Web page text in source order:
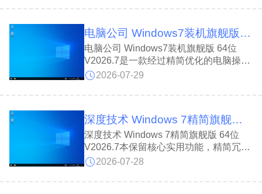
旗舰版 64位 V2027.8系统经过全盘查杀
值，保障系统文件完整安全。
电脑公司 Windows7装机旗舰版 64位 V2026.7
电脑公司 Windows7装机旗舰版 64位
V2026.7是一款经过精简优化的电脑操作
系统。基于原版母盘优化调整，内置 155
DirectX 9.0c 常用运行库。电脑公司
持无人值守全自动安装，组装机、各类品
牌机都能够良好兼容，整体运行稳定流
畅，系统安装完成之后磁盘占用为
16GB。
2026-07-29
深度技术 Windows 7精简旗舰版 64位 V2026.7
深度技术 Windows 7精简旗舰版 64位
V2026.7本保留核心实用功能，精简冗余
组件，累计整合149个官方更新补丁，适
深度技术 Windows 7精简旗舰版 64位
2026-07-28